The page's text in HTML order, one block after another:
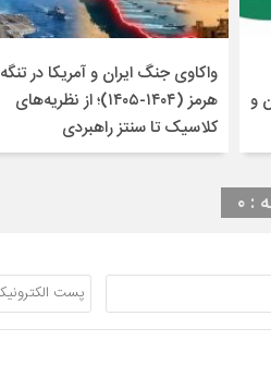
و
واکاوی جنگ ایران و آمریکا در تنگه
هرمز (۱۴۰۴-۱۴۰۵)؛ از نظریه‌های
کلاسیک تا سنتز راهبردی
: ۰